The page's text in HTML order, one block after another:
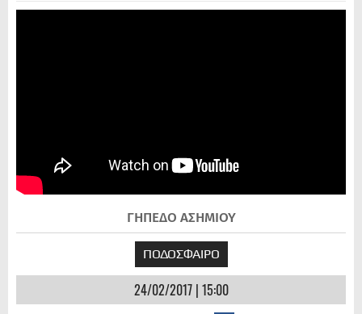
ΓΗΠΕΔΟ ΑΣΗΜΙΟΥ
ΠΟΔΟΣΦΑΙΡΟ
24/02/2017 | 15:00